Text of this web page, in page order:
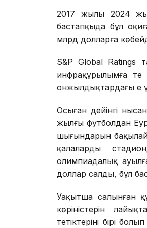
2017 жылы 2024
бастапқыда бұл
млрд долларға
S&P Global Ratings
инфрақұрылымға
онжылдықтардағы ең
Осыған дейінгі
жылғы футболдан
шығындарын
қалалардың
олимпиадалық
доллар салды, бұл
Уақытша салынған
көріністерін
тетіктерінің бірі